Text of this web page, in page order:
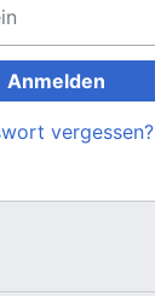
Anmelden
vergessen?